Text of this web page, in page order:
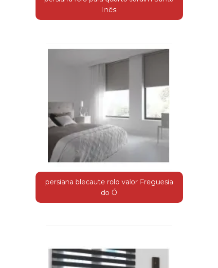
Inês
persiana blecaute rolo valor Freguesia
do Ó